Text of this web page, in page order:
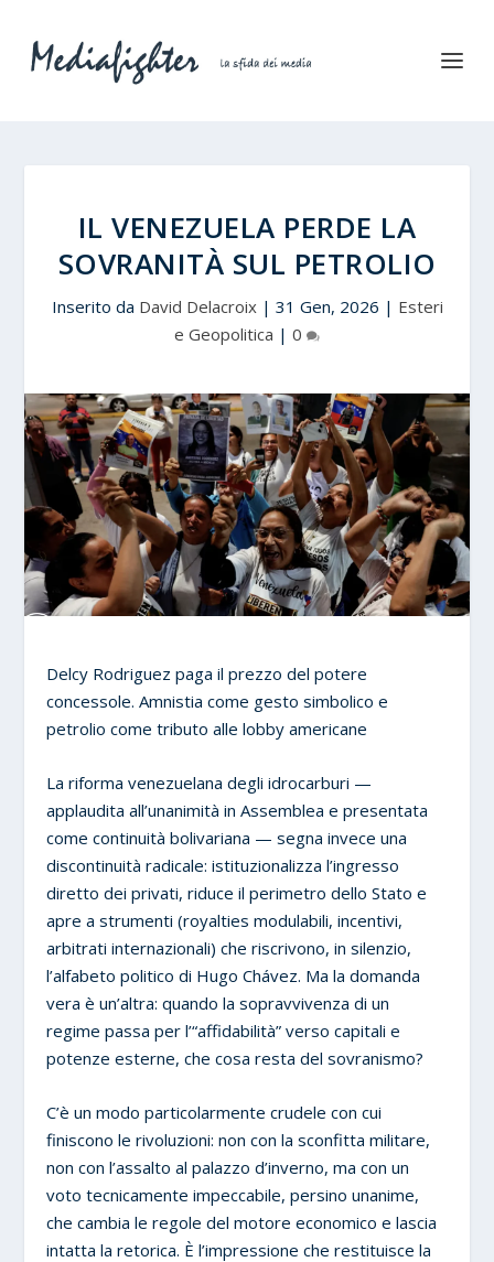
IL VENEZUELA PERDE LA
SOVRANITÀ SUL PETROLIO
Inserito da David Delacroix| 31 Gen, 2026 | Esteri
e Geopolitica | 0
Delcy Rodriguez paga il prezzo del potere
concessole. Amnistia come gesto simbolico e
petrolio come tributo alle lobby americane
La riforma venezuelana degli idrocarburi —
applaudita all’unanimità in Assemblea e presentata
come continuità bolivariana — segna invece una
discontinuità radicale: istituzionalizza l’ingresso
diretto dei privati, riduce il perimetro dello Stato e
apre a strumenti (royalties modulabili, incentivi,
arbitrati internazionali) che riscrivono, in silenzio,
l’alfabeto politico di Hugo Chávez. Ma la domanda
vera è un’altra: quando la sopravvivenza di un
regime passa per l’“affidabilità” verso capitali e
potenze esterne, che cosa resta del sovranismo?
C’è un modo particolarmente crudele con cui
finiscono le rivoluzioni: non con la sconfitta militare,
non con l’assalto al palazzo d’inverno, ma con un
voto tecnicamente impeccabile, persino unanime,
che cambia le regole del motore economico e lascia
intatta la retorica. È l’impressione che restituisce la